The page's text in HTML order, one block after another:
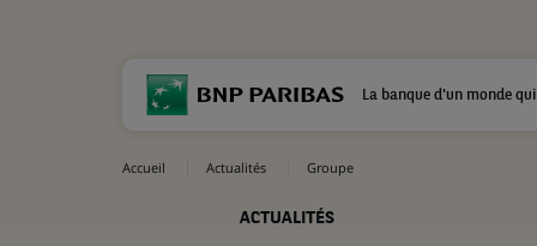
La banque d'un monde
Accueil Actualités Groupe
ACTUALITÉS